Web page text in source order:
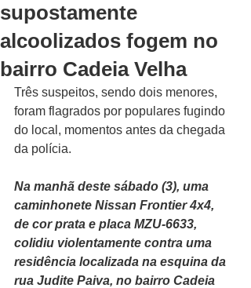
supostamente
alcoolizados fogem no
bairro Cadeia Velha
Três suspeitos, sendo dois menores,
foram flagrados por populares fugindo
do local, momentos antes da chegada
da polícia.
Na manhã deste sábado (3), uma
caminhonete Nissan Frontier 4x4,
de cor prata e placa MZU-6633,
colidiu violentamente contra uma
residência localizada na esquina da
rua Judite Paiva, no bairro Cadeia